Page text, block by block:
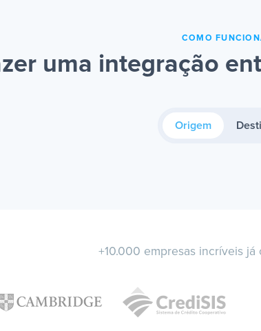
COMO
uma integração
Origem
+10.000 empresas incríveis já